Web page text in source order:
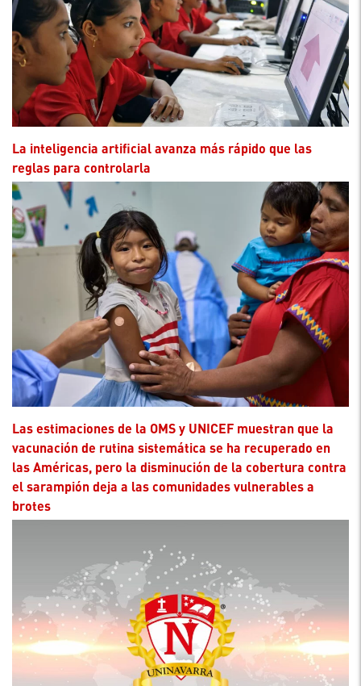
La inteligencia artificial avanza más rápido que las
reglas para controlarla
Las estimaciones de la OMS y UNICEF muestran que la
vacunación de rutina sistemática se ha recuperado en
las Américas, pero la disminución de la cobertura contra
el sarampión deja a las comunidades vulnerables a
brotes